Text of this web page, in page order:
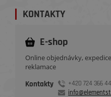
KONTAKTY
E-shop
Online objednávky,
reklamace
Kontakty
+420 724 366